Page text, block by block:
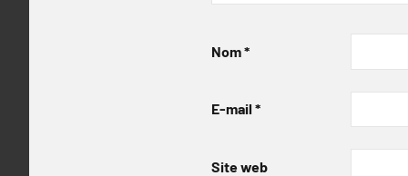
Nom*
E-mail *
Site web